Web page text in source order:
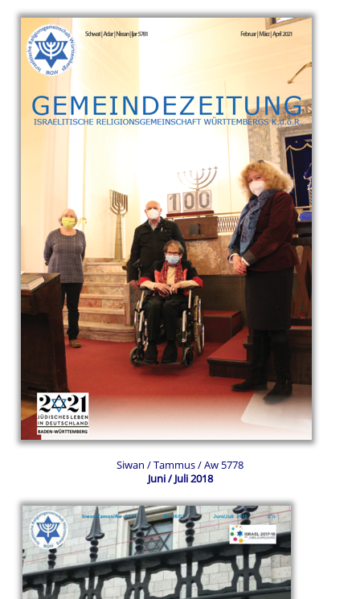
Siwan / Tammus / Aw 5778
Juni / Juli 2018